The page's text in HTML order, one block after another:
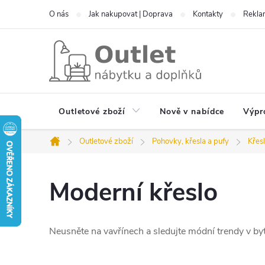
O nás Jak nakupovat | Doprava Kontakty
Outletové zboží Nově v nabídce
Domů
Outletové zboží Pohovky, křesla a pufy
Moderní křeslo
Neusněte na vavřínech a sledujte módní trendy v